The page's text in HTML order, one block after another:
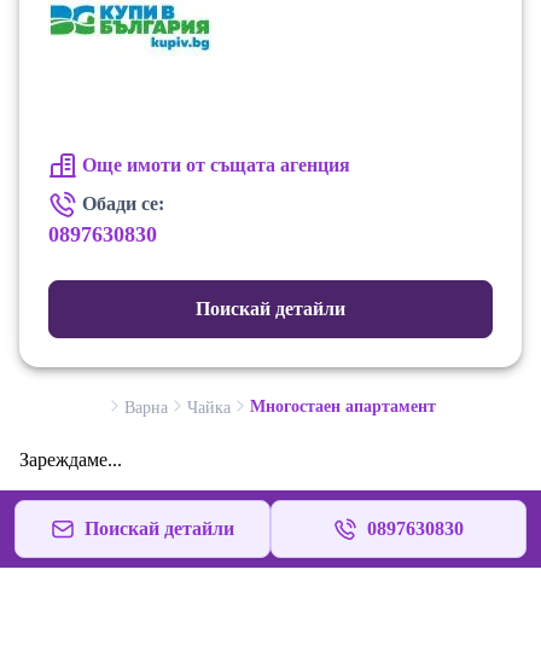
Още имоти от същата агенция
Обади се:
0897630830
Поискай детайли
Варна Чайка Многостаен апартамент
Зареждаме...
Поискай детайли 0897630830